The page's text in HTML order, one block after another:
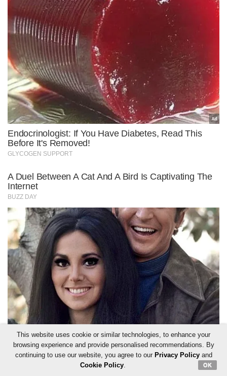
This website uses cookie or similar technologies, to enhance your
browsing experience and provide personalised recommendations. By
continuing to use our website, you agree to our Privacy Policyand
Cookie Policy. OK